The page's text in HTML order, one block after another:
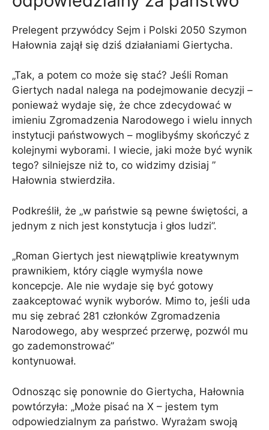
Prelegent przywódcy Sejm i Polski 2050 Szymon
Hałownia zajął się dziś działaniami Giertycha.
„Tak, a potem co może się stać? Jeśli Roman
Giertych nadal nalega na podejmowanie decyzji –
ponieważ wydaje się, że chce zdecydować w
imieniu Zgromadzenia Narodowego i wielu innych
instytucji państwowych – moglibyśmy skończyć z
kolejnymi wyborami. I wiecie, jaki może być wynik
tego? silniejsze niż to, co widzimy dzisiaj ”
Hałownia stwierdziła.
Podkreślił, że „w państwie są pewne świętości, a
jednym z nich jest konstytucja i głos ludzi”.
„Roman Giertych jest niewątpliwie kreatywnym
prawnikiem, który ciągle wymyśla nowe
koncepcje. Ale nie wydaje się być gotowy
zaakceptować wynik wyborów. Mimo to, jeśli uda
mu się zebrać 281 członków Zgromadzenia
Narodowego, aby wesprzeć przerwę, pozwól mu
go zademonstrować”
kontynuował.
Odnosząc się ponownie do Giertycha, Hałownia
powtórzyła: „Może pisać na X – jestem tym
odpowiedzialnym za państwo. Wyrażam swoją